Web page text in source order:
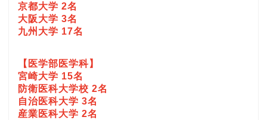
京都大学 2名
大阪大学 3名
九州大学 17名
【医学部医学科】
宮崎大学 15名
防衛医科大学校 2名
自治医科大学 3名
産業医科大学 2名